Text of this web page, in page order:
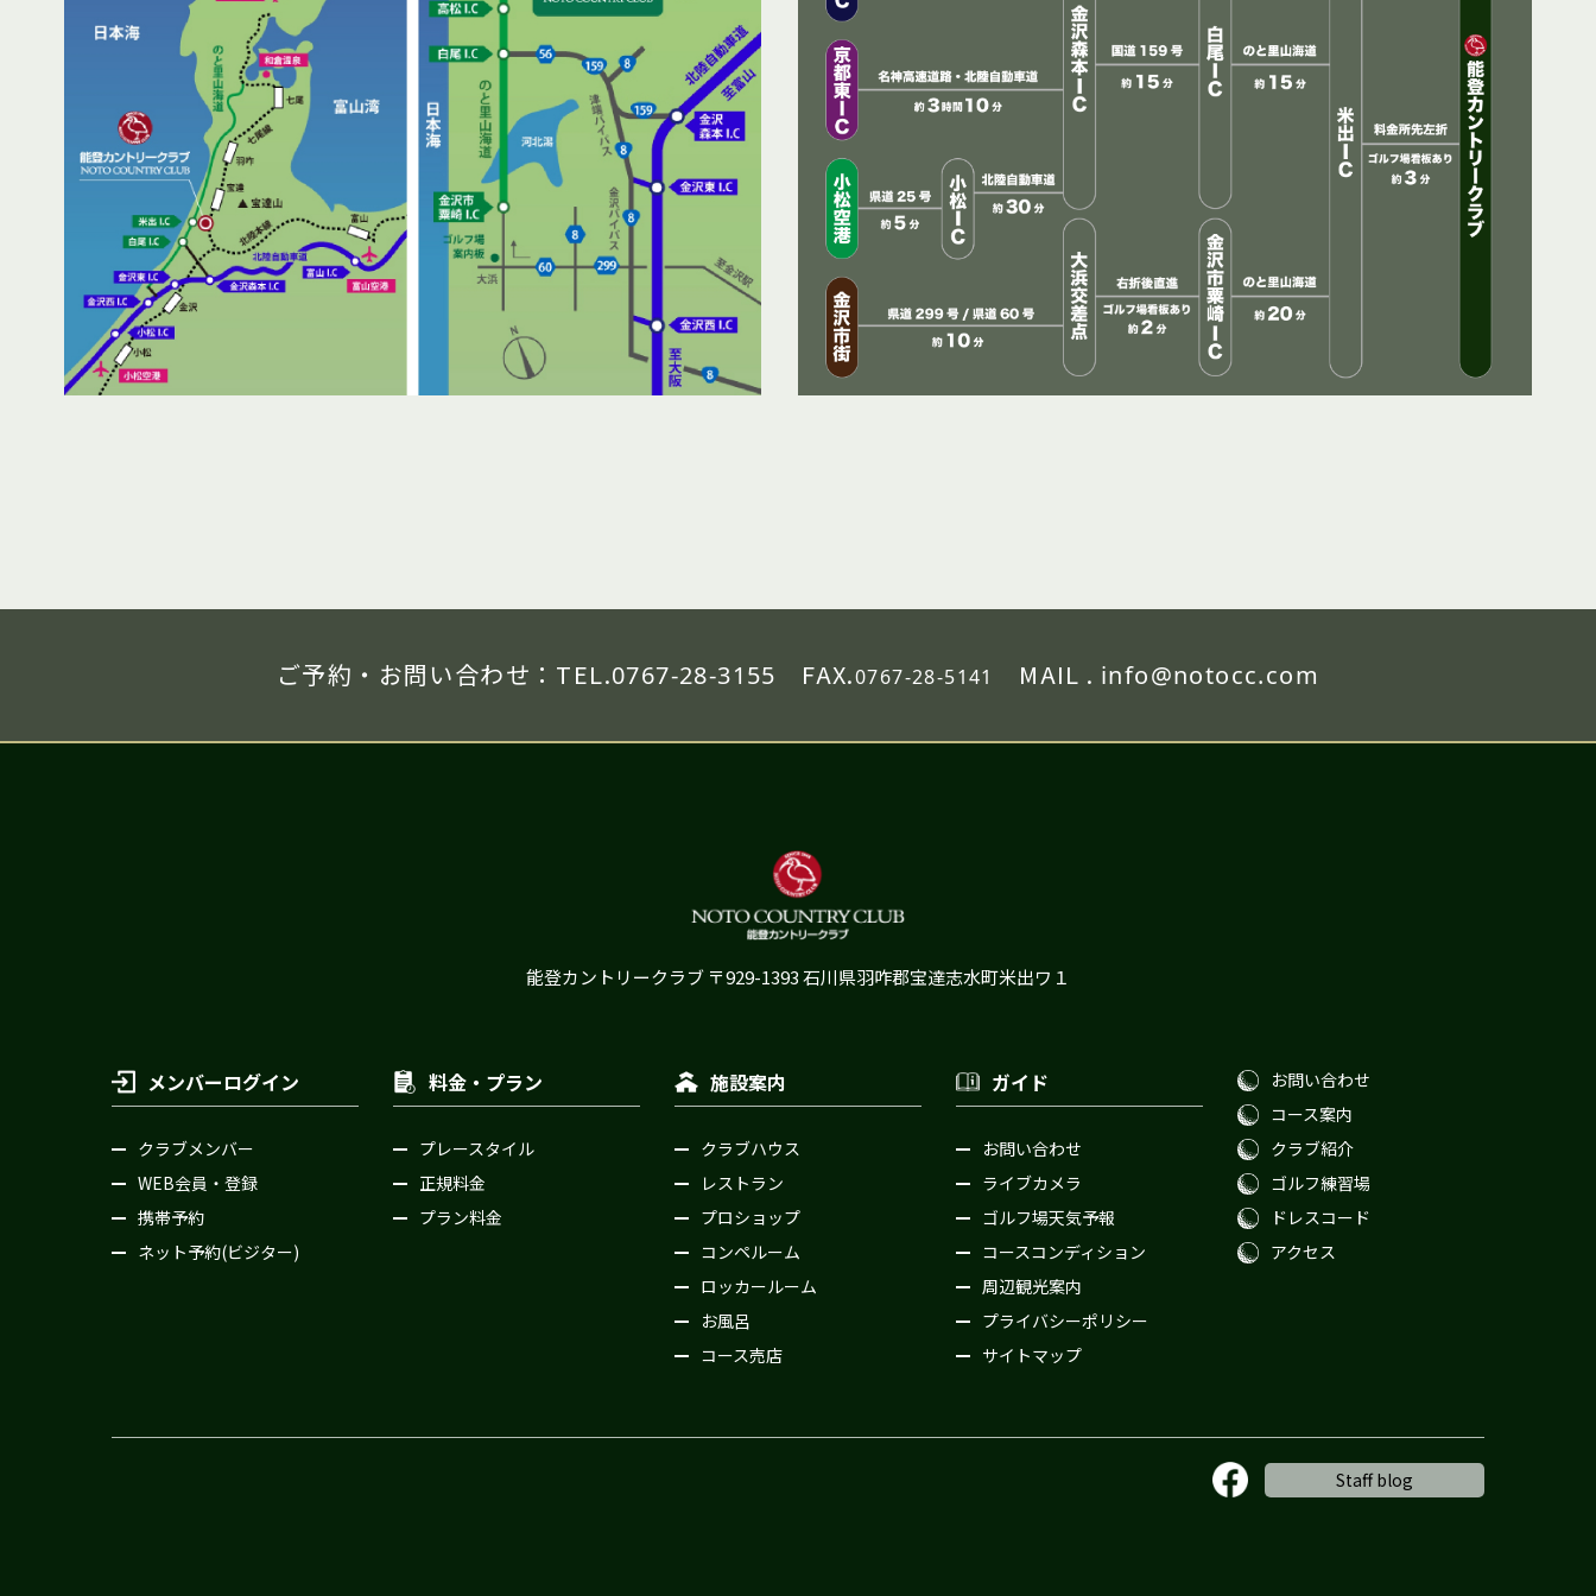
ご予約・お問い合わせ： TEL.0767-28-3155 FAX.0767-28-5141 MAIL . info@notocc.com
能登カントリークラブ〒929-1393 石川県羽咋郡宝達志水町米出ワ１
メンバーログイン
クラブメンバー
WEB会員・登録
携帯予約
ネット予約(ビジター)
料金・プラン
プレースタイル
正規料金
プラン料金
施設案内
クラブハウス
レストラン
プロショップ
コンペルーム
ロッカールーム
お風呂
コース売店
ガイド
お問い合わせ
ライブカメラ
ゴルフ場天気予報
コースコンディション
周辺観光案内
プライバシーポリシー
サイトマップ
お問い合わせ
コース案内
クラブ紹介
ゴルフ練習場
ドレスコード
アクセス
Staff blog